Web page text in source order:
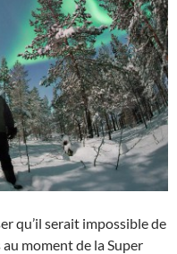
qu’il serait impossible de
moment de la Super